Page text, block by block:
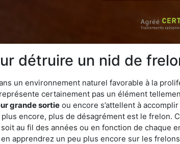
détruire un nid de
un environnement naturel favorable à la
certainement pas un élément
grande sortie ou encore s’attellent à
encore, plus de désagrément est le frelon.
soit au fil des années ou en fonction de chaque
apprendrez un peu plus encore sur les